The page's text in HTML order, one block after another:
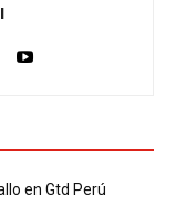
en Gtd Perú